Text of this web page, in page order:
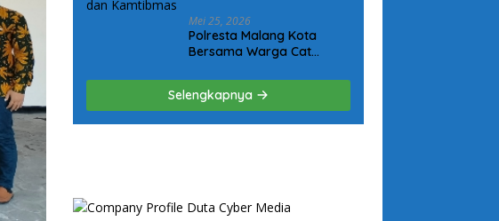
Mei 25, 2026
Polresta Malang Kota
Bersama Warga Cat
Presisi, Perkuat Sinergi dan
Kamtibmas
Selengkapnya